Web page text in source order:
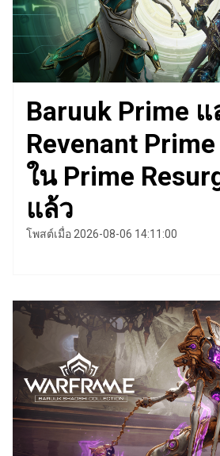
Baruuk Prime แ
Revenant
ใน Prime
แล้ว
โพสต์เมื่อ 2026-08-06 14:11:00